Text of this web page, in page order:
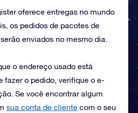
oferece entregas no mundo
os pedidos de pacotes de
enviados no mesmo dia.
o endereço usado está
fazer o pedido, verifique o e-
Se você encontrar algum
sua conta de cliente com o seu